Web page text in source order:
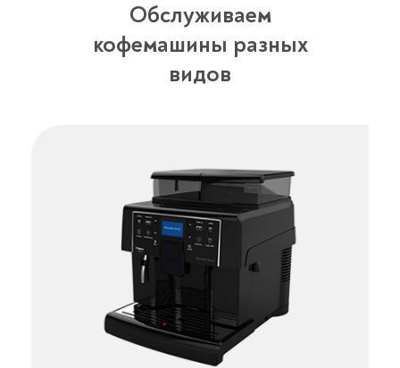
Обслуживаем
кофемашины разных
видов